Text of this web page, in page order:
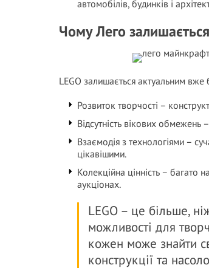
автомобілів, будинків і
Чому Лего
LEGO залишається актуальним вже
Розвиток творчості –
Відсутність вікових обмежень
Взаємодія з технологіями –
цікавішими.
Колекційна цінність – багато
аукціонах.
LEGO – це більше,
можливості для
кожен може знайти
конструкції та